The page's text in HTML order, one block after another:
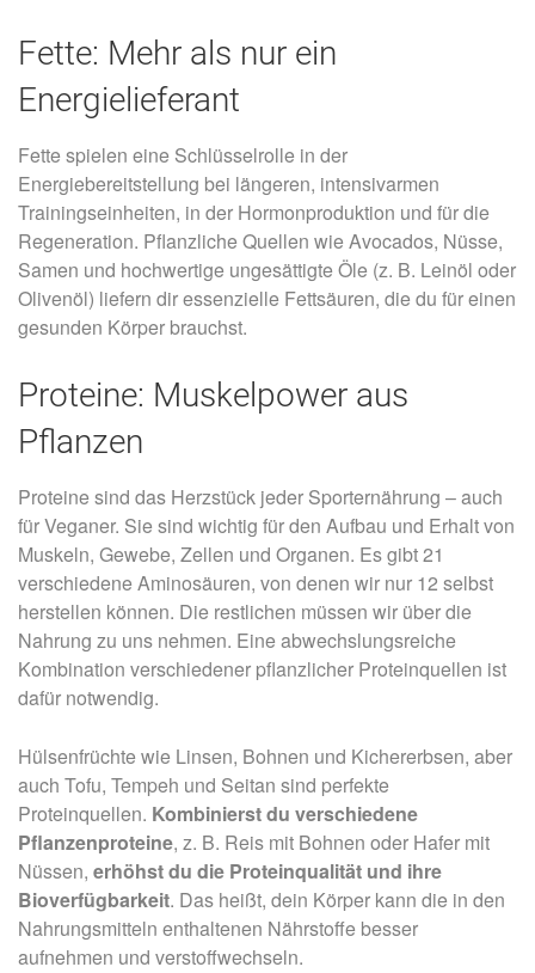
Fette: Mehr als nur ein
Energielieferant
Fette spielen eine Schlüsselrolle in der
Energiebereitstellung bei längeren, intensivarmen
Trainingseinheiten, in der Hormonproduktion und für die
Regeneration. Pflanzliche Quellen wie Avocados, Nüsse,
Samen und hochwertige ungesättigte Öle (z. B. Leinöl oder
Olivenöl) liefern dir essenzielle Fettsäuren, die du für einen
gesunden Körper brauchst.
Proteine: Muskelpower aus
Pflanzen
Proteine sind das Herzstück jeder Sporternährung – auch
für Veganer. Sie sind wichtig für den Aufbau und Erhalt von
Muskeln, Gewebe, Zellen und Organen. Es gibt 21
verschiedene Aminosäuren, von denen wir nur 12 selbst
herstellen können. Die restlichen müssen wir über die
Nahrung zu uns nehmen. Eine abwechslungsreiche
Kombination verschiedener pflanzlicher Proteinquellen ist
dafür notwendig.
Hülsenfrüchte wie Linsen, Bohnen und Kichererbsen, aber
auch Tofu, Tempeh und Seitan sind perfekte
Proteinquellen. Kombinierst du verschiedene
Pflanzenproteine, z. B. Reis mit Bohnen oder Hafer mit
Nüssen, erhöhst du die Proteinqualität und ihre
Bioverfügbarkeit. Das heißt, dein Körper kann die in den
Nahrungsmitteln enthaltenen Nährstoffe besser
aufnehmen und verstoffwechseln.